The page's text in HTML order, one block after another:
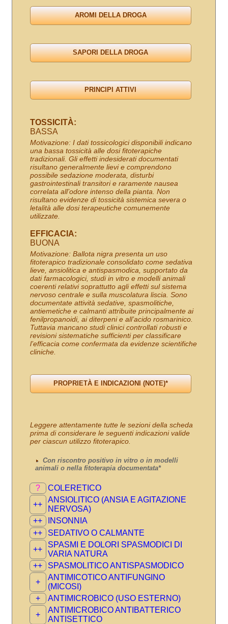
TOSSICITÀ:
BASSA
Motivazione: I dati tossicologici disponibili indicano
una bassa tossicità alle dosi fitoterapiche
tradizionali. Gli effetti indesiderati documentati
risultano generalmente lievi e comprendono
possibile sedazione moderata, disturbi
gastrointestinali transitori e raramente nausea
correlata all’odore intenso della pianta. Non
risultano evidenze di tossicità sistemica severa o
letalità alle dosi terapeutiche comunemente
utilizzate.
EFFICACIA:
BUONA
Motivazione: Ballota nigra presenta un uso
fitoterapico tradizionale consolidato come sedativa
lieve, ansiolitica e antispasmodica, supportato da
dati farmacologici, studi in vitro e modelli animali
coerenti relativi soprattutto agli effetti sul sistema
nervoso centrale e sulla muscolatura liscia. Sono
documentate attività sedative, spasmolitiche,
antiemetiche e calmanti attribuite principalmente ai
fenilpropanoidi, ai diterpeni e all’acido rosmarinico.
Tuttavia mancano studi clinici controllati robusti e
revisioni sistematiche sufficienti per classificare
l’efficacia come confermata da evidenze scientifiche
cliniche.
Leggere attentamente tutte le sezioni della scheda
prima di considerare le seguenti indicazioni valide
per ciascun utilizzo fitoterapico.
Con riscontro positivo in vitro o in modelli
animali o nella fitoterapia documentata*
?
COLERETICO
++
ANSIOLITICO (ANSIA E AGITAZIONE
NERVOSA)
++
INSONNIA
++
SEDATIVO O CALMANTE
++
SPASMI E DOLORI SPASMODICI DI
VARIA NATURA
++
SPASMOLITICO ANTISPASMODICO
+
ANTIMICOTICO ANTIFUNGINO
(MICOSI)
+
ANTIMICROBICO (USO ESTERNO)
+
ANTIMICROBICO ANTIBATTERICO
ANTISETTICO